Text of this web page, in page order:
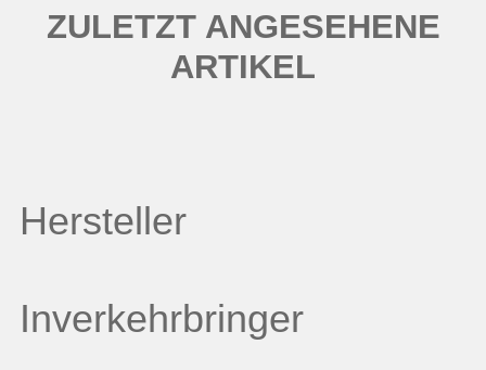
ZULETZT ANGESEHENE
ARTIKEL
Hersteller
Inverkehrbringer